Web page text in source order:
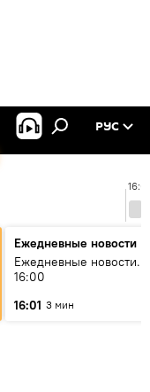
РУС
Ежедневные новости
Ежедневные новости.
16:00
16:01 3 мин